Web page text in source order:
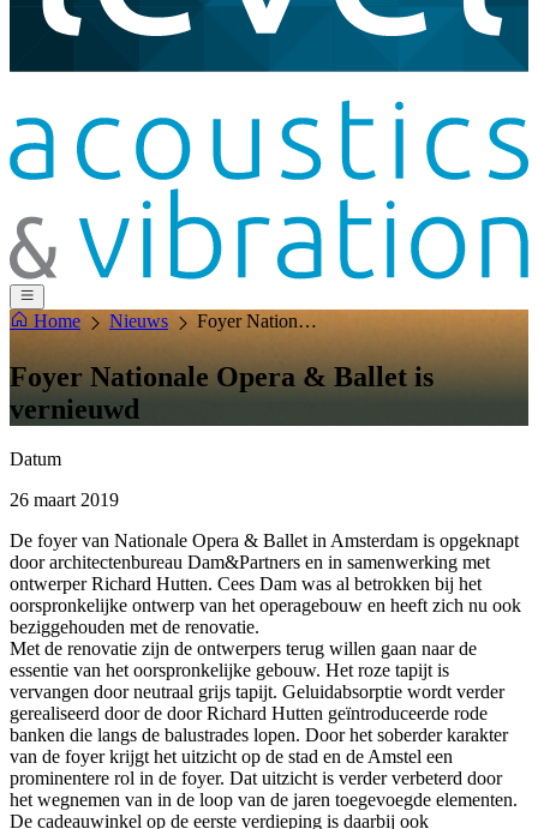
Home Nieuws Foyer Nationale Opera & Ballet is vernieuwd
Foyer Nationale Opera & Ballet is
vernieuwd
Datum
26 maart 2019
De foyer van Nationale Opera & Ballet in Amsterdam is opgeknapt
door architectenbureau Dam&Partners en in samenwerking met
ontwerper Richard Hutten. Cees Dam was al betrokken bij het
oorspronkelijke ontwerp van het operagebouw en heeft zich nu ook
beziggehouden met de renovatie.
Met de renovatie zijn de ontwerpers terug willen gaan naar de
essentie van het oorspronkelijke gebouw. Het roze tapijt is
vervangen door neutraal grijs tapijt. Geluidabsorptie wordt verder
gerealiseerd door de door Richard Hutten geïntroduceerde rode
banken die langs de balustrades lopen. Door het soberder karakter
van de foyer krijgt het uitzicht op de stad en de Amstel een
prominentere rol in de foyer. Dat uitzicht is verder verbeterd door
het wegnemen van in de loop van de jaren toegevoegde elementen.
De cadeauwinkel op de eerste verdieping is daarbij ook